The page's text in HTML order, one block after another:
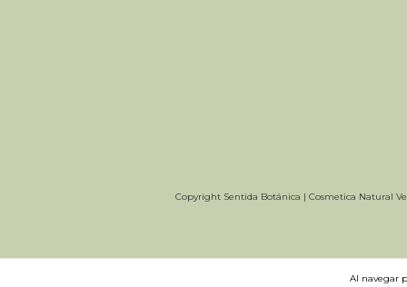
Al navegar
Copyright Sentida Botánica | Cosmetica Natural